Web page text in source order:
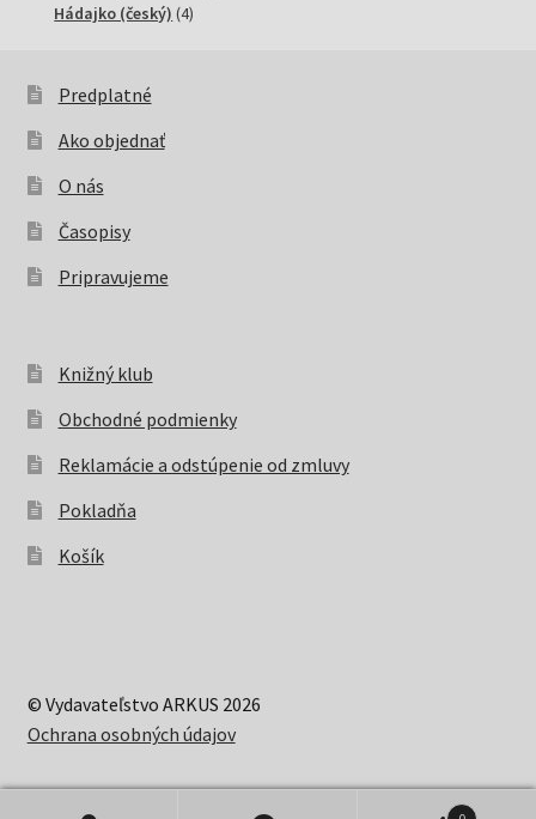
Hádajko (český) 44
Predplatné
Ako objednať
O nás
Časopisy
Pripravujeme
Knižný klub
Obchodné podmienky
Reklamácie a odstúpenie od zmluvy
Pokladňa
Košík
© Vydavateľstvo ARKUS 2026
Ochrana osobných údajov